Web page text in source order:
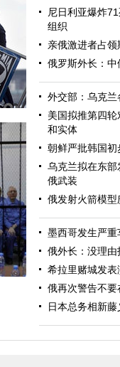
尼日利亚爆炸
组织
亲俄激进者占
俄罗斯外长：
外交部：乌克
美国拟推第四
和实体
朝鲜严批韩国
乌克兰拟在东
俄武装
俄发射火箭模
墨西哥发生严
俄外长：没理
希拉里赌城发
俄再次警告不
日本总务相新